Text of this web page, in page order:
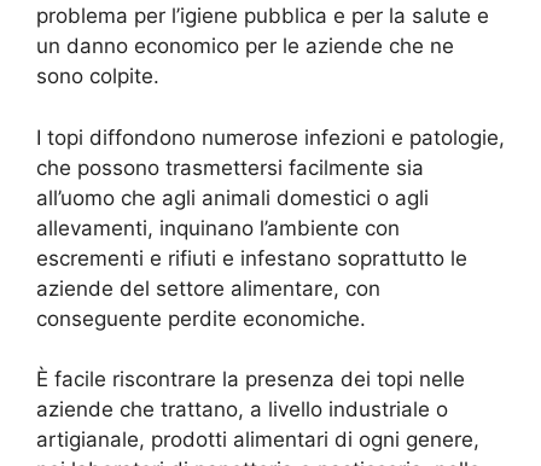
problema per l’igiene pubblica e per la salute e
un danno economico per le aziende che ne
sono colpite.
I topi diffondono numerose infezioni e patologie,
che possono trasmettersi facilmente sia
all’uomo che agli animali domestici o agli
allevamenti, inquinano l’ambiente con
escrementi e rifiuti e infestano soprattutto le
aziende del settore alimentare, con
conseguente perdite economiche.
È facile riscontrare la presenza dei topi nelle
aziende che trattano, a livello industriale o
artigianale, prodotti alimentari di ogni genere,